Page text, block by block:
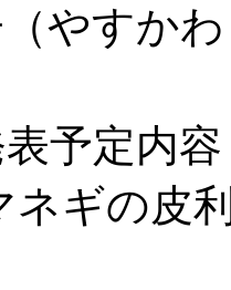
やすか
予定内
ネギの皮